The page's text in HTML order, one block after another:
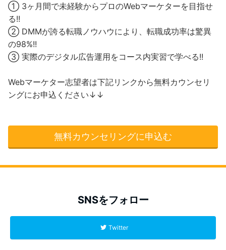
① 3ヶ月間で未経験からプロのWebマーケターを目指せ
る!!
② DMMが誇る転職ノウハウにより、転職成功率は驚異
の98%!!
③ 実際のデジタル広告運用をコース内実習で学べる!!
Webマーケター志望者は下記リンクから無料カウンセリ
ングにお申込ください↓↓
無料カウンセリングに申込む
SNSをフォロー
Twitter